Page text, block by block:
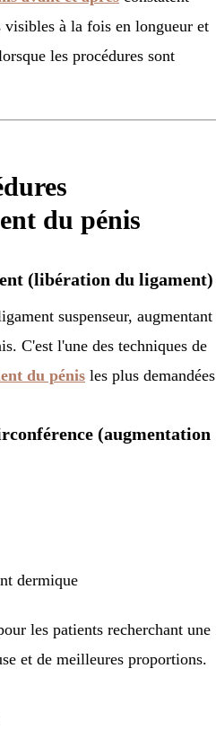
visibles à la fois en longueur et
les procédures sont
du pénis
(libération du ligament)
suspenseur, augmentant
C'est l'une des techniques de
du pénis les plus
(augmentation
dermique
les patients recherchant une
et de meilleures proportions.